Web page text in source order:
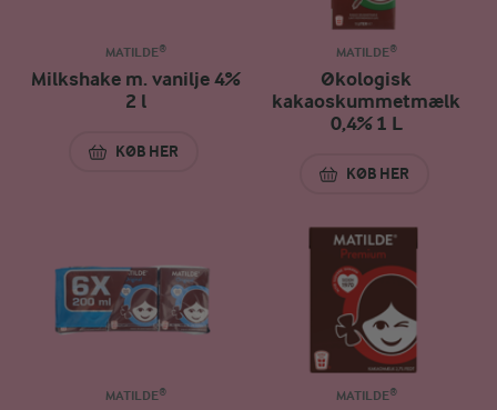
MATILDE®
Milkshake m. vanilje 4%
2 l
KØB HER
MILKSHAKE M. VANILJE 4% 2 L
MATILDE®
Økologisk
kakaoskummetmælk
0,4% 1 L
KØB HER
ØKOLOGISK
MATILDE® MATILDE®